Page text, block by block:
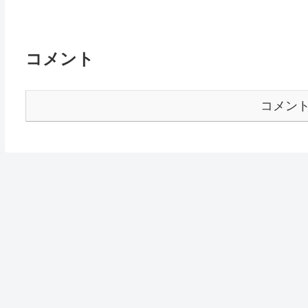
コメント
コメン